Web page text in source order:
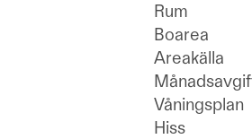
Rum
Boarea
Areakälla
Våningsplan
Hiss